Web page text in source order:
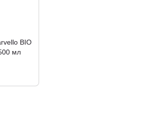
BIO
мл